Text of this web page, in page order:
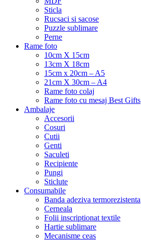
Sticla
Rucsaci si sacose
Puzzle sublimare
Perne
Rame foto
10cm X 15cm
13cm X 18cm
15cm x 20cm – A5
21cm X 30cm – A4
Rame foto colaj
Rame foto cu mesaj Best Gifts
Ambalaje
Accesorii
Cosuri
Cutii
Genti
Saculeti
Recipiente
Pungi
Sticlute
Consumabile
Banda adeziva termorezistenta
Cerneala
Folii inscriptionat textile
Hartie sublimare
Mecanisme ceas